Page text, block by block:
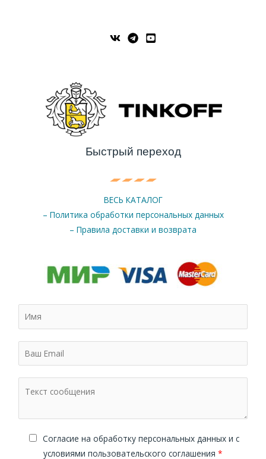
Быстрый переход
ВЕСЬ КАТАЛОГ
– Политика обработки персональных данных
– Правила доставки и возврата
Cогласие на обработку персональных данных и с
условиями пользовательского соглашения *